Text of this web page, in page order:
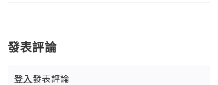
發表評論
登入發表評論